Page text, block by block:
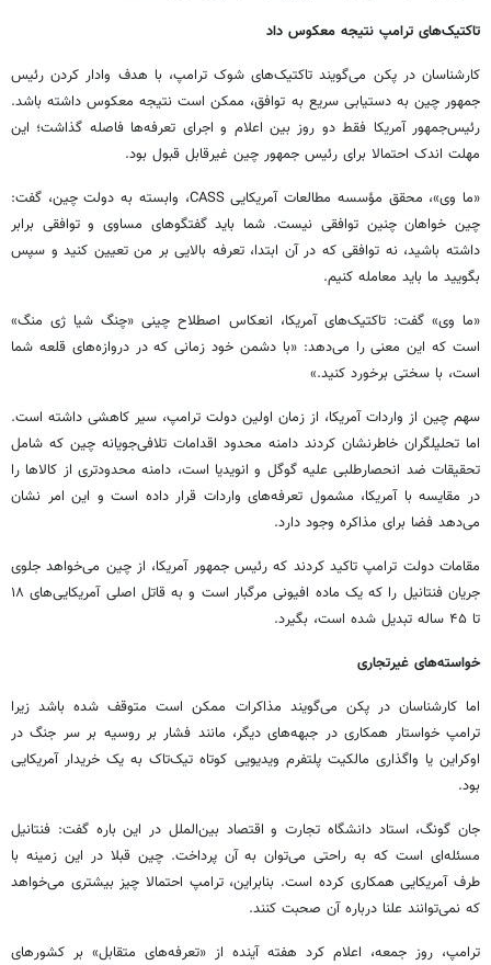
تاکتیک‌های ترامپ نتیجه معکوس داد
کارشناسان در پکن می‌گویند تاکتیک‌های شوک ترامپ، با هدف وادار کردن رئیس
جمهور چین به دستیابی سریع به توافق، ممکن است نتیجه معکوس داشته باشد.
رئیس‌جمهور آمریکا فقط دو روز بین اعلام و اجرای تعرفه‌ها فاصله گذاشت؛ این
مهلت اندک احتمالا برای رئیس جمهور چین غیرقابل قبول بود.
«ما وی»، محقق مؤسسه مطالعات آمریکایی CASS، وابسته به دولت چین، گفت:
چین خواهان چنین توافقی نیست. شما باید گفتگوهای مساوی و توافقی برابر
داشته باشید، نه توافقی که در آن ابتدا، تعرفه بالایی بر من تعیین کنید و سپس
بگویید ما باید معامله کنیم.
«ما وی» گفت: تاکتیک‌های آمریکا، انعکاس اصطلاح چینی «چنگ شیا ژی منگ»
است که این معنی را می‌دهد: «با دشمن خود زمانی که در دروازه‌های قلعه شما
است، با سختی برخورد کنید.»
سهم چین از واردات آمریکا، از زمان اولین دولت ترامپ، سیر کاهشی داشته است.
اما تحلیلگران خاطرنشان کردند دامنه محدود اقدامات تلافی‌جویانه چین که شامل
تحقیقات ضد انحصارطلبی علیه گوگل و انویدیا است، دامنه محدودتری از کالاها را
در مقایسه با آمریکا، مشمول تعرفه‌های واردات قرار داده است و این امر نشان
می‌دهد فضا برای مذاکره وجود دارد.
مقامات دولت ترامپ تاکید کردند که رئیس جمهور آمریکا، از چین می‌خواهد جلوی
جریان فنتانیل را که یک ماده افیونی مرگبار است و به قاتل اصلی آمریکایی‌های ۱۸
تا ۴۵ ساله تبدیل شده است، بگیرد.
خواسته‌های غیرتجاری
اما کارشناسان در پکن می‌گویند مذاکرات ممکن است متوقف شده باشد زیرا
ترامپ خواستار همکاری در جبهه‌های دیگر، مانند فشار بر روسیه بر سر جنگ در
اوکراین یا واگذاری مالکیت پلتفرم ویدیویی کوتاه تیک‌تاک به یک خریدار آمریکایی
بود.
جان گونگ، استاد دانشگاه تجارت و اقتصاد بین‌الملل در این باره گفت: فنتانیل
مسئله‌ای است که به راحتی می‌توان به آن پرداخت. چین قبلا در این زمینه با
طرف آمریکایی همکاری کرده است. بنابراین، ترامپ احتمالا چیز بیشتری می‌خواهد
که نمی‌توانند علنا درباره آن صحبت کنند.
ترامپ، روز جمعه، اعلام کرد هفته آینده از «تعرفه‌های متقابل» بر کشورهای